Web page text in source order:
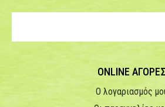
ONLINE ΑΓΟΡΕΣ
Ο λογαριασμός